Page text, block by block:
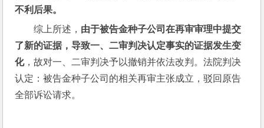
不利后果。
综上所述， 由于被告金种子公司在再审审理中提交
了新的证据，导致一、二审判决认定事实的证据发生变
化，故对一、二审判决予以撤销并依法改判。法院判决
认定：被告金种子公司的相关再审主张成立，驳回原告
全部诉讼请求。